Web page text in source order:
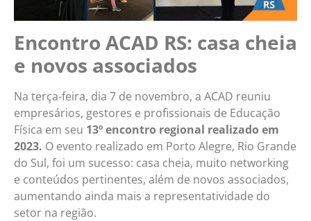
Encontro ACAD RS: casa cheia
e novos associados
Na terça-feira, dia 7 de novembro, a ACAD reuniu
empresários, gestores e profissionais de Educação
Física em seu 13º encontro regional realizado em
2023. O evento realizado em Porto Alegre, Rio Grande
do Sul, foi um sucesso: casa cheia, muito networking
e conteúdos pertinentes, além de novos associados,
aumentando ainda mais a representatividade do
setor na região.